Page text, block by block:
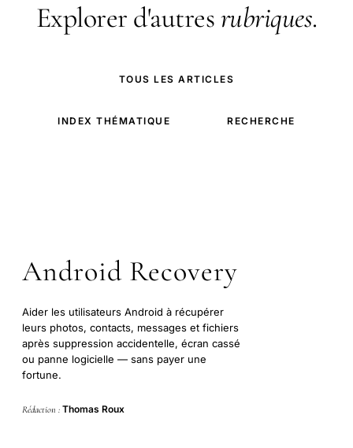
Explorer d'autresrubriques.
TOUS LES ARTICLES
INDEX THÉMATIQUE RECHERCHE
Android Recovery
Aider les utilisateurs Android à récupérer
leurs photos, contacts, messages et fichiers
après suppression accidentelle, écran cassé
ou panne logicielle — sans payer une
fortune.
Rédaction : Thomas Roux